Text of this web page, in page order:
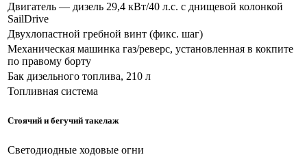
Двигатель — дизель 29,4 кВт/40 л.с. с днищевой колонкой
SailDrive
Двухлопастной гребной винт (фикс. шаг)
Механическая машинка газ/реверс, установленная в кокпите
по правому борту
Бак дизельного топлива, 210 л
Топливная система
Стоячий и бегучий такелаж
Светодиодные ходовые огни